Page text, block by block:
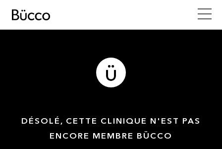
DÉSOLÉ, CETTE CLINIQUE N'EST PAS
ENCORE MEMBRE BÜCCO